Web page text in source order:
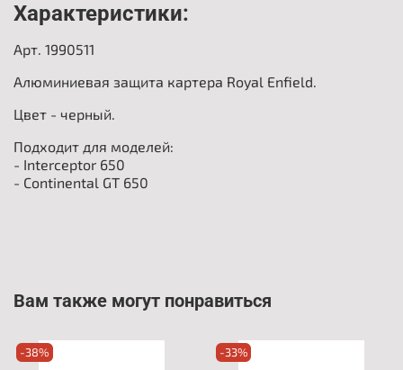
Характеристики:
Арт. 1990511
Алюминиевая защита картера Royal Enfield.
Цвет - черный.
Подходит для моделей:
- Interceptor 650
- Continental GT 650
Вам также могут понравиться
-38% -33%